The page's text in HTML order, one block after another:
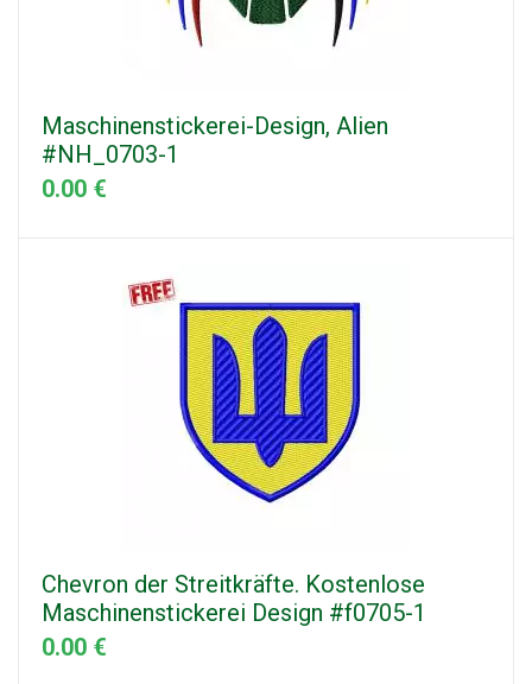
Maschinenstickerei-Design, Alien
#NH_0703-1
0.00 €
Chevron der Streitkräfte. Kostenlose
Maschinenstickerei Design #f0705-1
0.00 €